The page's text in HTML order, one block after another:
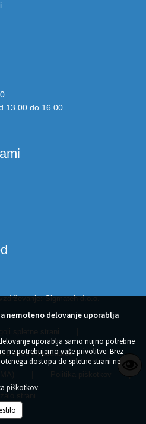
13.00 do 16.00
Sigmateh d.o.o.
osebnih podatkov |
|
nemoteno delovanje uporablja
uporablja samo nujno potrebne
ne potrebujemo vaše privolitve. Brez
dostopa do spletne strani ne
piškotkov.